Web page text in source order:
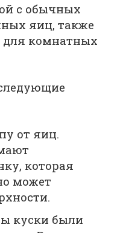
с обычных
яиц, также
для комнатных
от яиц.
которая
может
куски были